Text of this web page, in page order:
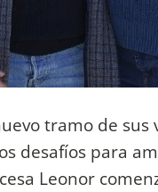
tramo de sus
desafíos para
Leonor